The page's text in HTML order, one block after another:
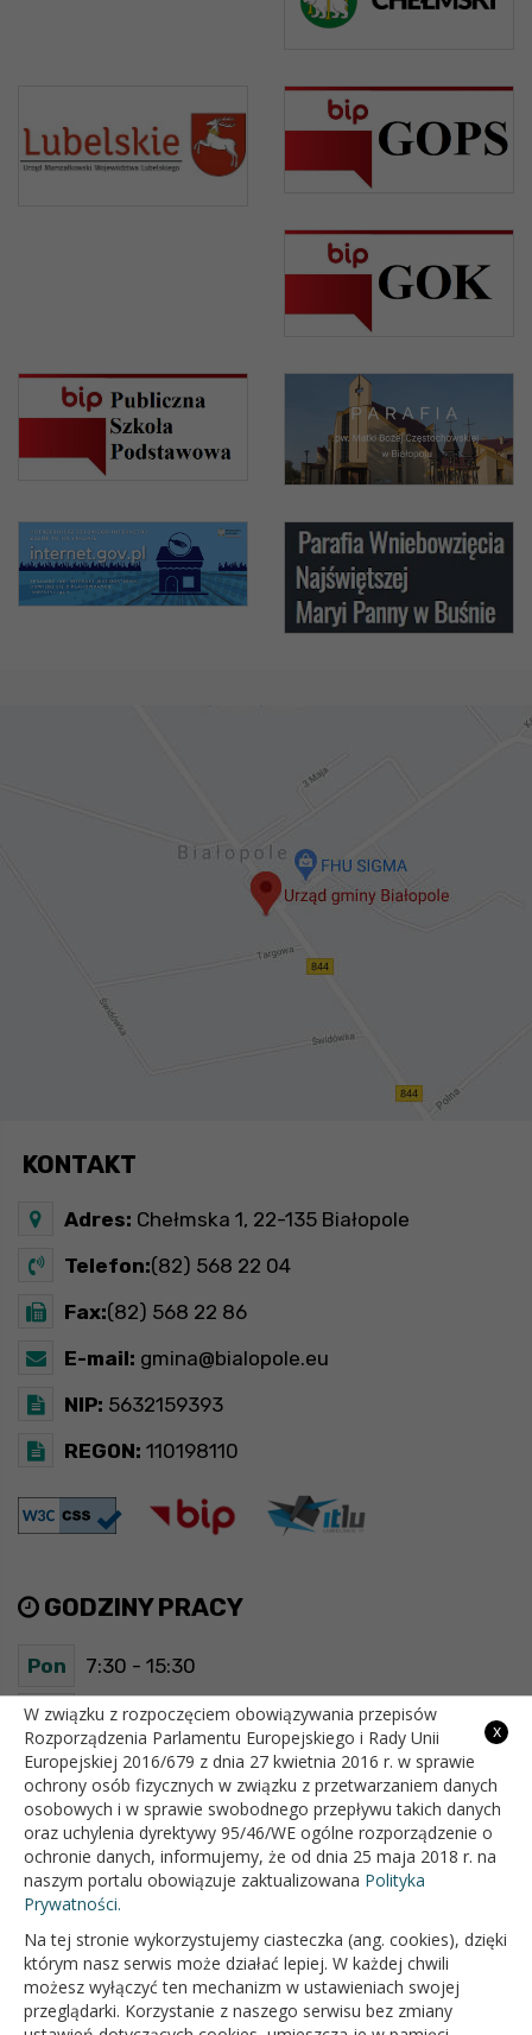
KONTAKT
Adres: Chełmska 1, 22-135 Białopole
Telefon:(82) 568 22 04
Fax:(82) 568 22 86
E-mail: gmina@bialopole.eu
NIP: 5632159393
REGON: 110198110
GODZINY PRACY
Pon 7:30 - 15:30
Wt 7:30 - 15:30
Śr 7:30 - 15:30
Czw 7:30 - 15:30
Pt 7:30 - 15:30
OFICJALNY SERWIS INTERNETOWY GMINY BIAŁOPOLE
x
W związku z rozpoczęciem obowiązywania przepisów
Rozporządzenia Parlamentu Europejskiego i Rady Unii
Europejskiej 2016/679 z dnia 27 kwietnia 2016 r. w sprawie
ochrony osób fizycznych w związku z przetwarzaniem danych
osobowych i w sprawie swobodnego przepływu takich danych
oraz uchylenia dyrektywy 95/46/WE ogólne rozporządzenie o
ochronie danych, informujemy, że od dnia 25 maja 2018 r. na
naszym portalu obowiązuje zaktualizowana Polityka
Prywatności.
Na tej stronie wykorzystujemy ciasteczka (ang. cookies), dzięki
którym nasz serwis może działać lepiej. W każdej chwili
możesz wyłączyć ten mechanizm w ustawieniach swojej
przeglądarki. Korzystanie z naszego serwisu bez zmiany